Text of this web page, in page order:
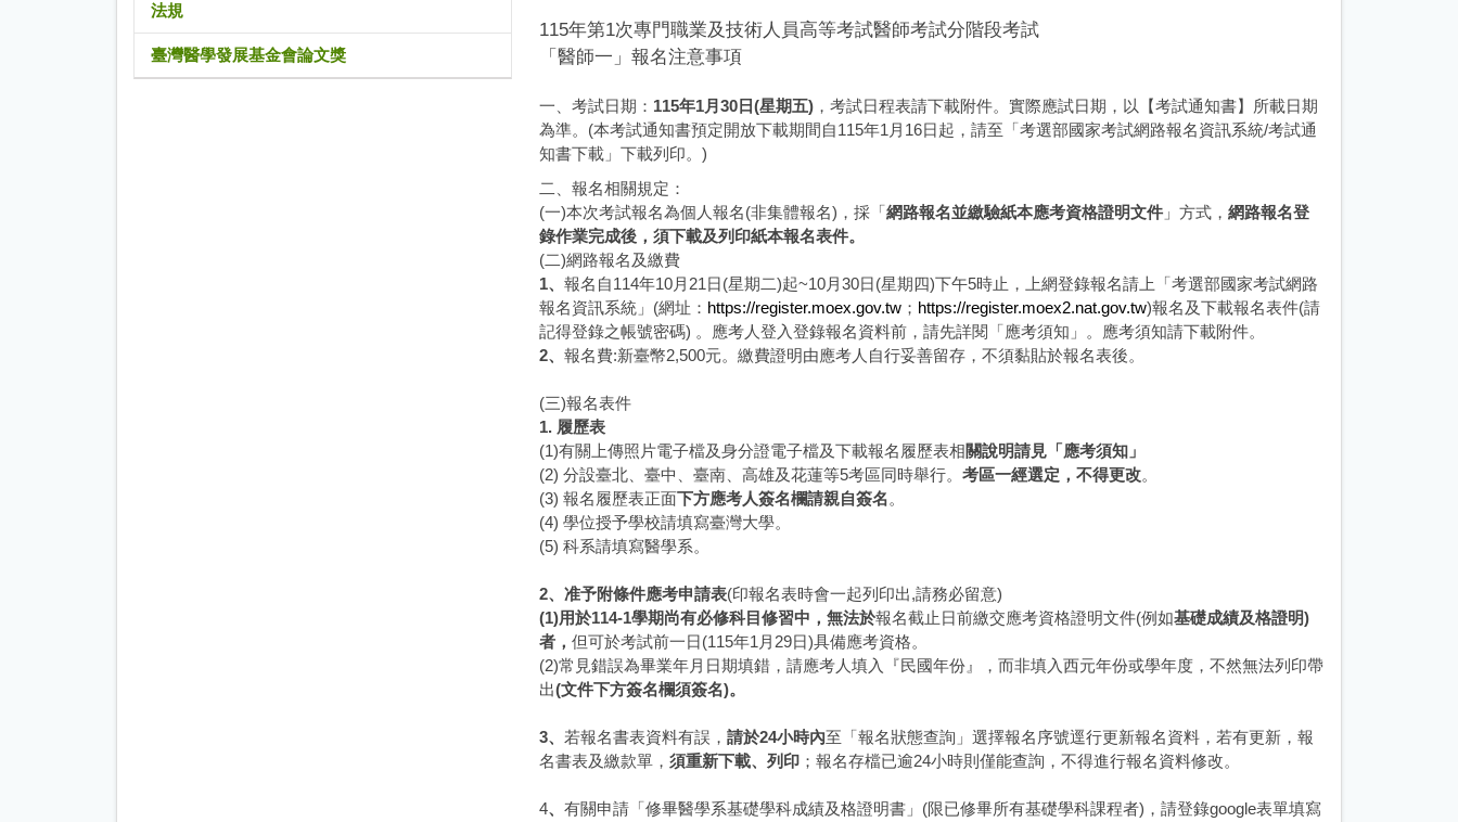
法規
臺灣醫學發展基金會論文獎
115年第1次專門職業及技術人員高等考試醫師考試分階段考試
「醫師一」報名注意事項
一、考試日期： 115年1月30日(星期五) ，考試日程表請下載附件。實際應試日期，以【考試通知書】所載日期
為準。(本考試通知書預定開放下載期間自115年1月16日起，請至「考選部國家考試網路報名資訊系統/考試通
知書下載」下載列印。)
二、報名相關規定：
(一)本次考試報名為個人報名(非集體報名)，採「網路報名並繳驗紙本應考資格證明文件 」方式，網路報名登
錄作業完成後，須下載及列印紙本報名表件。
(二)網路報名及繳費
1、報名自114年10月21日(星期二)起~10月30日(星期四)下午5時止，上網登錄報名請上「考選部國家考試網路
報名資訊系統」(網址： https://register.moex.gov.tw ； https://register.moex2.nat.gov.tw)報名及下載報名表件(請
記得登錄之帳號密碼) 。應考人登入登錄報名資料前，請先詳閱「應考須知」。應考須知請下載附件。
2、報名費:新臺幣2,500元。繳費證明由應考人自行妥善留存，不須黏貼於報名表後。
(三)報名表件
1. 履歷表
(1)有關上傳照片電子檔及身分證電子檔及下載報名履歷表相關說明請見「應考須知」
(2) 分設臺北、臺中、臺南、高雄及花蓮等5考區同時舉行。考區一經選定，不得更改。
(3) 報名履歷表正面下方應考人簽名欄請親自簽名。
(4) 學位授予學校請填寫臺灣大學。
(5) 科系請填寫醫學系。
2、准予附條件應考申請表(印報名表時會一起列印出,請務必留意)
(1)用於114-1學期尚有必修科目修習中，無法於報名截止日前繳交應考資格證明文件(例如基礎成績及格證明)
者，但可於考試前一日(115年1月29日)具備應考資格。
(2)常見錯誤為畢業年月日期填錯，請應考人填入『民國年份』，而非填入西元年份或學年度，不然無法列印帶
出(文件下方簽名欄須簽名)。
3、 若報名書表資料有誤，請於24小時內至「報名狀態查詢」選擇報名序號逕行更新報名資料，若有更新，報
名書表及繳款單，須重新下載、列印 ；報名存檔已逾24小時則僅能查詢，不得進行報名資料修改。
4、有關申請「修畢醫學系基礎學科成績及格證明書」(限已修畢所有基礎學科課程者)，請登錄google表單填寫